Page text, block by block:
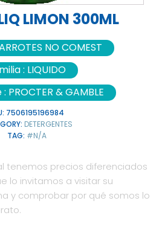
LIMON 300ML
NO COMEST
: LIQUIDO
: PROCTER & GAMBLE
7506195196984
DETERGENTES
TAG: #N/A
tenemos precios diferenciados
lo invitamos a visitar su
y comprobar por qué somos lo